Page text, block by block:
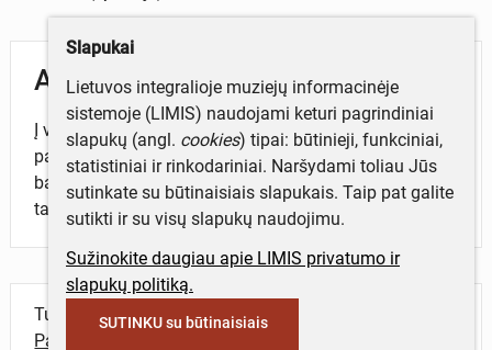
Aprašymas
Į viršų siaurėjantis tamsaus stiklo butelis. Forma
panaši į ritinį. Viršuje metaliniais laikikliais pritvirtintas
baltas keramikinis kamštis su užrašu: T A B. 0,33 l
talpos.
Turite daugiau informacijos apie objektą?
Parašykite mums!
Slapukai
Lietuvos integralioje muziejų informacinėje
sistemoje (LIMIS) naudojami keturi pagrindiniai
slapukų (angl. cookies) tipai: būtinieji, funkciniai,
statistiniai ir rinkodariniai. Naršydami toliau Jūs
sutinkate su būtinaisiais slapukais. Taip pat galite
sutikti ir su visų slapukų naudojimu.
Sužinokite daugiau apie LIMIS privatumo ir
slapukų politiką.
SUTINKU su būtinaisiais